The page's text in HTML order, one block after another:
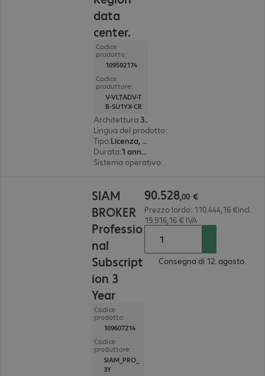
data
center.
Codice
prodotto:
109592174
Codice
produttore:
V-VLTADV-T
B-SU1YX-CR
Architettura: 32 bit
Lingua del prodotto:
Tipo:
Licenza, perpetual
Durata:
1 anno(i)
Sistema operativo:
SIAM
BROKER
Professio
nal
Subscript
ion 3
Year
Codice
prodotto:
109607214
Codice
produttore:
SIAM_PRO_
3Y
90.528,00 €
Prezzo lordo: 110.444,16 €incl.
19.916,16 € IVA
Consegna di 12. agosto.